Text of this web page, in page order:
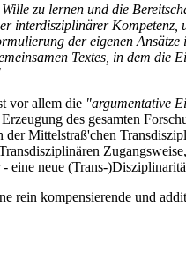
zu lernen und die
inter­disziplinärer Kompetenz,
der eigenen
Textes, in dem
vor allem die "argumentative
des gesamten
Mittelstraß'chen
eine neue (Trans-
rein kompensierende und